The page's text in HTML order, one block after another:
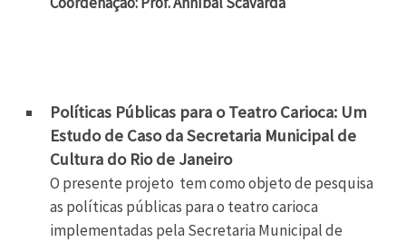
Políticas Públicas para o Teatro Carioca: Um
Estudo de Caso da Secretaria Municipal de
Cultura do Rio de Janeiro
O presente projeto tem como objeto de pesquisa
as políticas públicas para o teatro carioca
implementadas pela Secretaria Municipal de